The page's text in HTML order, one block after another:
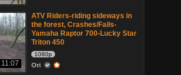
11:07
ATV Riders-riding sideways in
the forest, Crashes/Fails-
Yamaha Raptor 700-Lucky Star
Triton 450
1080p
Ori